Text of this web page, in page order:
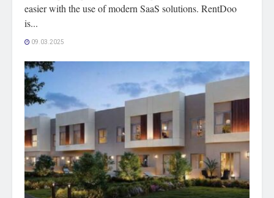
easier with the use of modern SaaS solutions. RentDoo
is...
09.03.2025